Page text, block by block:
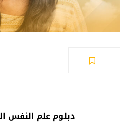
دبلوم علم النفس